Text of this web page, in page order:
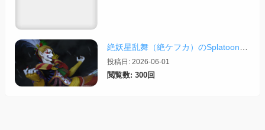
投稿日: 2026-06-01
閲覧数: 300回